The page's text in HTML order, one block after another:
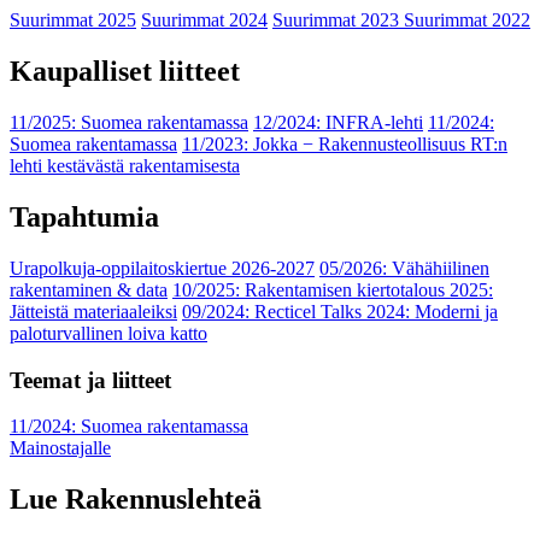
Suurimmat 2025 Suurimmat 2024 Suurimmat 2023 Suurimmat 2022
Kaupalliset liitteet
11/2025: Suomea rakentamassa 12/2024: INFRA-lehti 11/2024:
Suomea rakentamassa 11/2023: Jokka − Rakennusteollisuus RT:n
lehti kestävästä rakentamisesta
Tapahtumia
Urapolkuja-oppilaitoskiertue 2026-2027 05/2026: Vähähiilinen
rakentaminen & data 10/2025: Rakentamisen kiertotalous 2025:
Jätteistä materiaaleiksi 09/2024: Recticel Talks 2024: Moderni ja
paloturvallinen loiva katto
Teemat ja liitteet
11/2024: Suomea rakentamassa
Mainostajalle
Lue Rakennuslehteä